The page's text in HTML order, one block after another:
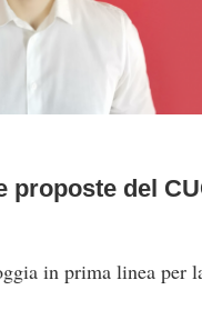
proposte del
in prima linea per